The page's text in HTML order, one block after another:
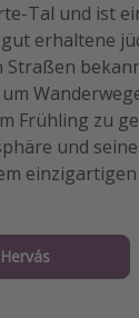
Tal und ist
erhaltene
Frühling zu
und